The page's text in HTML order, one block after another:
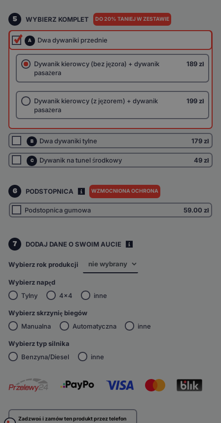
5 WYBIERZ KOMPLET DO 20% TANIEJ W ZESTAWIE
A Dwa dywaniki przednie
Dywanik kierowcy (bez jęzora) + dywanik
pasażera
189 zł
Dywanik kierowcy (z jęzorem) + dywanik
pasażera
199 zł
B Dwa dywaniki tylne 179 zł
C Dywanik na tunel środkowy 49 zł
6 PODSTOPNICA WZMOCNIONA OCHRONA
Podstopnica gumowa 59.00 zł
7 DODAJ DANE O SWOIM AUCIE
Wybierz rok produkcji
Wybierz napęd
Tylny
4x4 inne
Wybierz skrzynię biegów
Manualna
Automatyczna inne
Wybierz typ silnika
Benzyna/Diesel
inne
Zadzwoń i zamów ten produkt przez telefon